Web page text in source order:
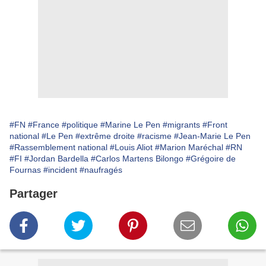
#FN #France #politique #Marine Le Pen #migrants #Front
national #Le Pen #extrême droite #racisme #Jean-Marie Le Pen
#Rassemblement national #Louis Aliot #Marion Maréchal #RN
#FI #Jordan Bardella #Carlos Martens Bilongo #Grégoire de
Fournas #incident #naufragés
Partager